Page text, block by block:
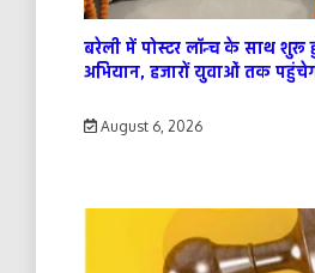
बरेली में पोस्टर लॉन्च के साथ शुरू
अभियान, हजारों युवाओं तक
August 6, 2026